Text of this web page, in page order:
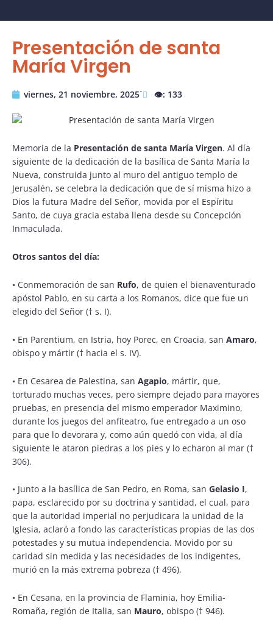
Presentación de santa
María Virgen
viernes, 21 noviembre, 2025˙ 👁️: 133
Memoria de la Presentación de santa María Virgen. Al día
siguiente de la dedicación de la basílica de Santa María la
Nueva, construida junto al muro del antiguo templo de
Jerusalén, se celebra la dedicación que de sí misma hizo a
Dios la futura Madre del Señor, movida por el Espíritu
Santo, de cuya gracia estaba llena desde su Concepción
Inmaculada.
Otros santos del día:
• Conmemoración de san Rufo, de quien el bienaventurado
apóstol Pablo, en su carta a los Romanos, dice que fue un
elegido del Señor († s. I).
• En Parentium, en Istria, hoy Porec, en Croacia, san Amaro,
obispo y mártir († hacia el s. IV).
• En Cesarea de Palestina, san Agapio, mártir, que,
torturado muchas veces, pero siempre dejado para mayores
pruebas, en presencia del mismo emperador Maximino,
durante los juegos del anfiteatro, fue entregado a un oso
para que lo devorara y, como aún quedó con vida, al día
siguiente le ataron piedras a los pies y lo echaron al mar (†
306).
• Junto a la basílica de San Pedro, en Roma, san Gelasio I,
papa, esclarecido por su doctrina y santidad, el cual, para
que la autoridad imperial no perjudicara la unidad de la
Iglesia, aclaró a fondo las características propias de las dos
potestades y su mutua independencia. Movido por su
caridad sin medida y las necesidades de los indigentes,
murió en la más extrema pobreza († 496),
• En Cesana, en la provincia de Flaminia, hoy Emilia-
Romaña, región de Italia, san Mauro, obispo († 946).